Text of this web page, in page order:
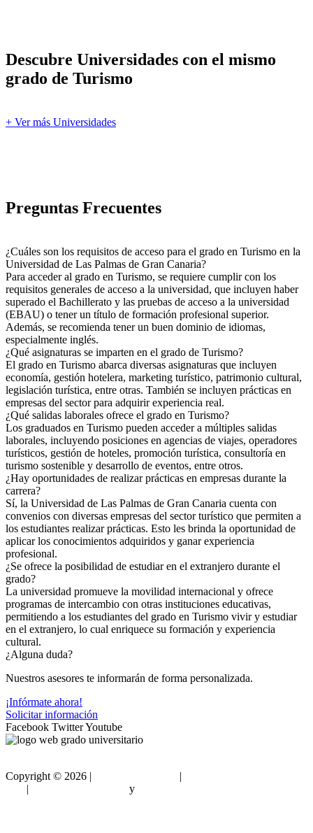
Descubre Universidades con el mismo
grado de Turismo
+ Ver más Universidades
Preguntas Frecuentes
¿Cuáles son los requisitos de acceso para el grado en Turismo en la
Universidad de Las Palmas de Gran Canaria?
Para acceder al grado en Turismo, se requiere cumplir con los
requisitos generales de acceso a la universidad, que incluyen haber
superado el Bachillerato y las pruebas de acceso a la universidad
(EBAU) o tener un título de formación profesional superior.
Además, se recomienda tener un buen dominio de idiomas,
especialmente inglés.
¿Qué asignaturas se imparten en el grado de Turismo?
El grado en Turismo abarca diversas asignaturas que incluyen
economía, gestión hotelera, marketing turístico, patrimonio cultural,
legislación turística, entre otras. También se incluyen prácticas en
empresas del sector para adquirir experiencia real.
¿Qué salidas laborales ofrece el grado en Turismo?
Los graduados en Turismo pueden acceder a múltiples salidas
laborales, incluyendo posiciones en agencias de viajes, operadores
turísticos, gestión de hoteles, promoción turística, consultoría en
turismo sostenible y desarrollo de eventos, entre otros.
¿Hay oportunidades de realizar prácticas en empresas durante la
carrera?
Sí, la Universidad de Las Palmas de Gran Canaria cuenta con
convenios con diversas empresas del sector turístico que permiten a
los estudiantes realizar prácticas. Esto les brinda la oportunidad de
aplicar los conocimientos adquiridos y ganar experiencia
profesional.
¿Se ofrece la posibilidad de estudiar en el extranjero durante el
grado?
La universidad promueve la movilidad internacional y ofrece
programas de intercambio con otras instituciones educativas,
permitiendo a los estudiantes del grado en Turismo vivir y estudiar
en el extranjero, lo cual enriquece su formación y experiencia
cultural.
¿Alguna duda?
Nuestros asesores te informarán de forma personalizada.
¡Infórmate ahora!
Solicitar información
Facebook TwitterYoutube
Copyright © 2026 | |
| y